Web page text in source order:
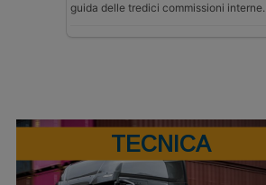
guida delle tredici commissioni interne.
TECNICA